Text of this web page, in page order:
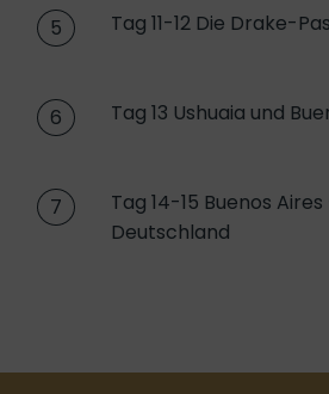
5 Tag 11-12 Die Drake-
6 Tag 13 Ushuaia und
7
Tag 14-15 Buenos Aires
Deutschland